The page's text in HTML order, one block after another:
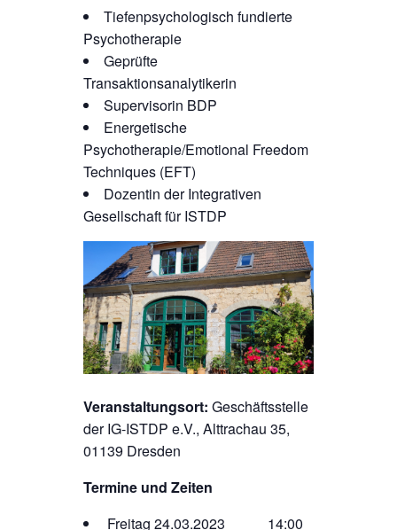
Tiefenpsychologisch fundierte
Psychotherapie
Geprüfte
Transaktionsanalytikerin
Supervisorin BDP
Energetische
Psychotherapie/Emotional Freedom
Techniques (EFT)
Dozentin der Integrativen
Gesellschaft für ISTDP
Veranstaltungsort: Geschäftsstelle
der IG-ISTDP e.V., Alttrachau 35,
01139 Dresden
Termine und Zeiten
Freitag 24.03.2023 14:00